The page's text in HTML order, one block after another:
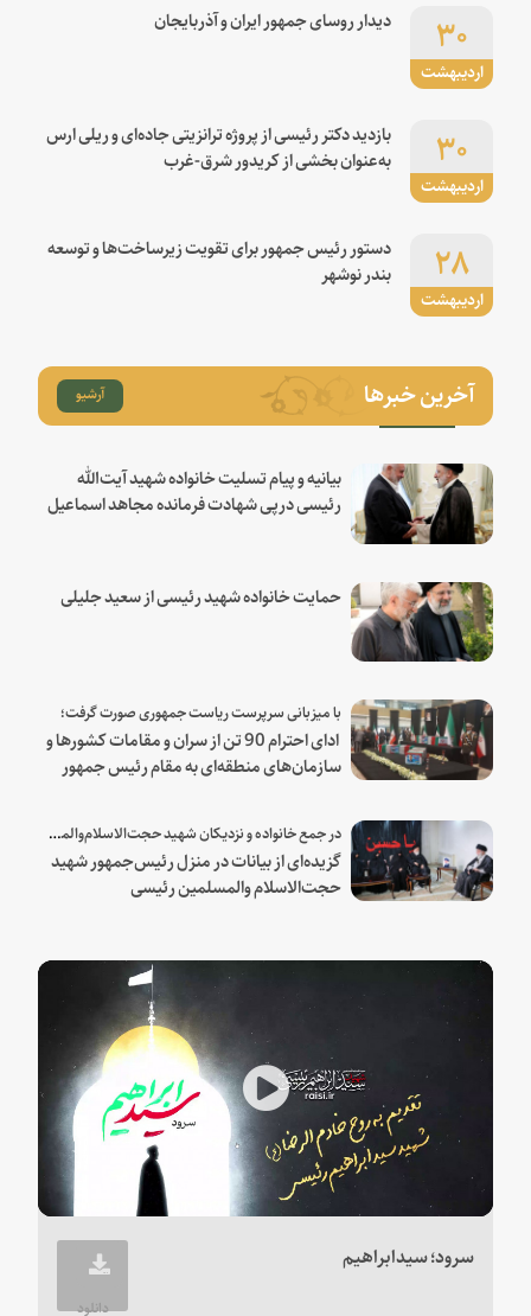
اردیبهشت
۳۰ دیدار روسای جمهور ایران و آذربایجان
اردیبهشت
۳۰
بازدید دکتر رئیسی از پروژه ترانزیتی جاده‌ای و ریلی ارس
به‌عنوان بخشی از کریدور شرق-غرب
اردیبهشت
۲۸
دستور رئیس جمهور برای تقویت زیرساخت‌ها و توسعه
بندر نوشهر
آخرین خبرها آرشیو
بیانیه و پیام تسلیت خانواده شهید آیت‌الله
رئیسی درپی شهادت فرمانده مجاهد اسماعیل
حمایت خانواده شهید رئیسی از سعید جلیلی
با میزبانی سرپرست ریاست جمهوری صورت گرفت؛
ادای احترام 90 تن از سران و مقامات کشورها و
سازمان‌های منطقه‌ای به مقام رئیس جمهور
در جمع خانواده و نزدیکان شهید حجت‌الاسلام‌والمسلمین رئیسی:
گزیده‌ای از بیانات در منزل رئیس‌جمهور شهید
حجت‌الاسلام والمسلمین رئیسی
Play
Video
سرود؛ سیدابراهیم
دانلود